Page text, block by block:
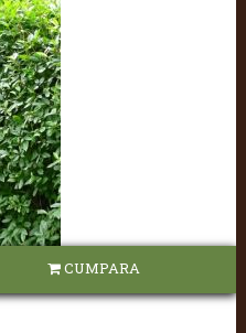
CUMPARA